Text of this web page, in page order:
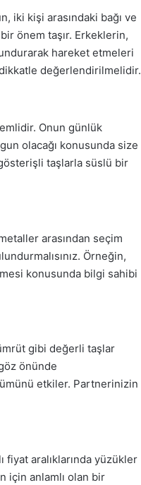
iki kişi arasındaki bağı ve
önem taşır. Erkeklerin,
hareket etmeleri
değerlendirilmelidir.
Onun günlük
olacağı konusunda size
taşlarla süslü bir
arasından seçim
Örneğin,
konusunda bilgi sahibi
gibi değerli taşlar
önünde
etkiler. Partnerinizin
fiyat aralıklarında yüzükler
için anlamlı olan bir